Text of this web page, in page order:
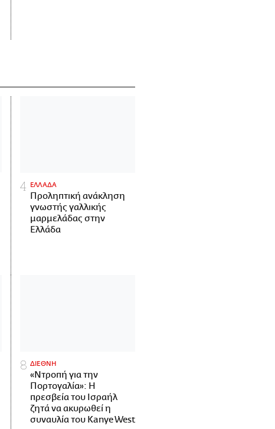
ΕΛΛΑΔΑ
Προληπτική ανάκληση
γνωστής γαλλικής
μαρμελάδας στην
Ελλάδα
ΔΙΕΘΝΗ
«Ντροπή για την
Πορτογαλία»: Η
πρεσβεία του Ισραήλ
ζητά να ακυρωθεί η
συναυλία του Kanye West